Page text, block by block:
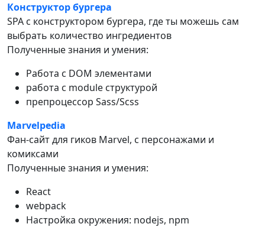
Конструктор бургера
SPA с конструктором бургера, где ты можешь сам
выбрать количество ингредиентов
Полученные знания и умения:
Работа с DOM элементами
работа с module структурой
препроцессор Sass/Scss
Marvelpedia
Фан-сайт для гиков Marvel, с персонажами и
комиксами
Полученные знания и умения:
React
webpack
Настройка окружения: nodejs, npm